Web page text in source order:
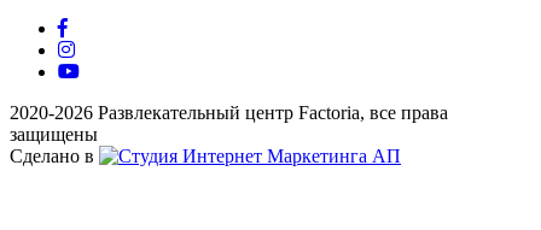
2020-2026 Развлекательный центр Factoria, все права
защищены
Сделано в